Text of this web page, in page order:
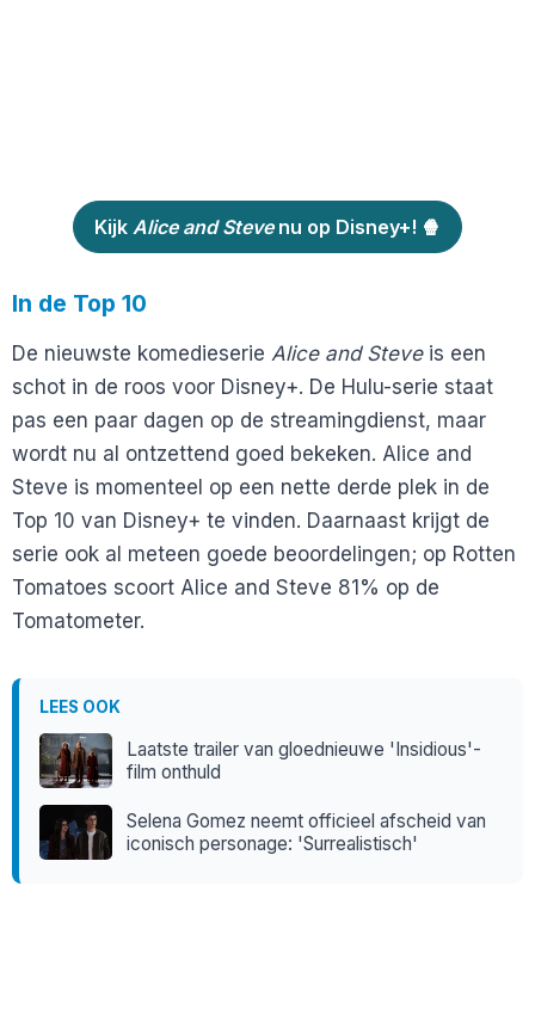
Kijk Alice and Stevenu op Disney+! 🍿
In de Top 10
De nieuwste komedieserie Alice and Steveis een
schot in de roos voor Disney+. De Hulu-serie staat
pas een paar dagen op de streamingdienst, maar
wordt nu al ontzettend goed bekeken. Alice and
Steve is momenteel op een nette derde plek in de
Top 10 van Disney+ te vinden. Daarnaast krijgt de
serie ook al meteen goede beoordelingen; op Rotten
Tomatoes scoort Alice and Steve 81% op de
Tomatometer.
LEES OOK
Laatste trailer van gloednieuwe 'Insidious'-
film onthuld
Selena Gomez neemt officieel afscheid van
iconisch personage: 'Surrealistisch'